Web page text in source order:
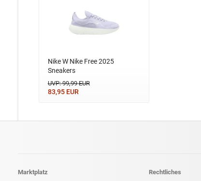
Nike W Nike Free 2025
Sneakers
UVP: 99,99 EUR
83,95 EUR
Marktplatz Rechtliches